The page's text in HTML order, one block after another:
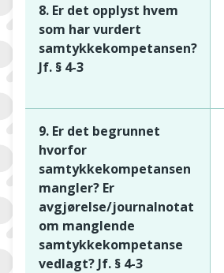
8. Er det opplyst hvem
som har vurdert
samtykkekompetansen?
Jf. § 4-3
9. Er det begrunnet
hvorfor
samtykkekompetansen
mangler? Er
avgjørelse/journalnotat
om manglende
samtykkekompetanse
vedlagt? Jf. § 4-3